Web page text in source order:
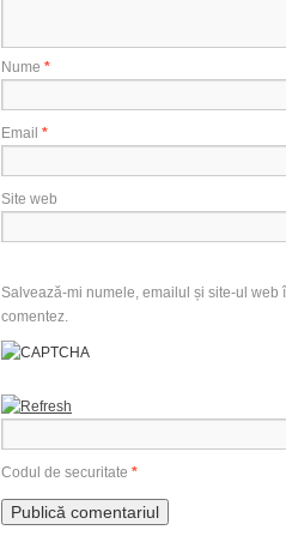
Nume *
Email *
Site web
Salvează-mi numele, emailul și site-ul
comentez.
Codul de securitate *